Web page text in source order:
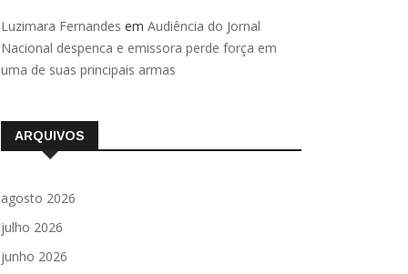
Luzimara Fernandes em Audiência do Jornal
Nacional despenca e emissora perde força em
uma de suas principais armas
ARQUIVOS
agosto 2026
julho 2026
junho 2026